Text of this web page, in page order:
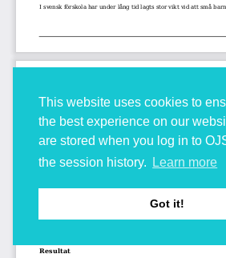
This website uses cookies to
the best experience on our
are stored when you log in to
the session history.
Learn more
Got it!